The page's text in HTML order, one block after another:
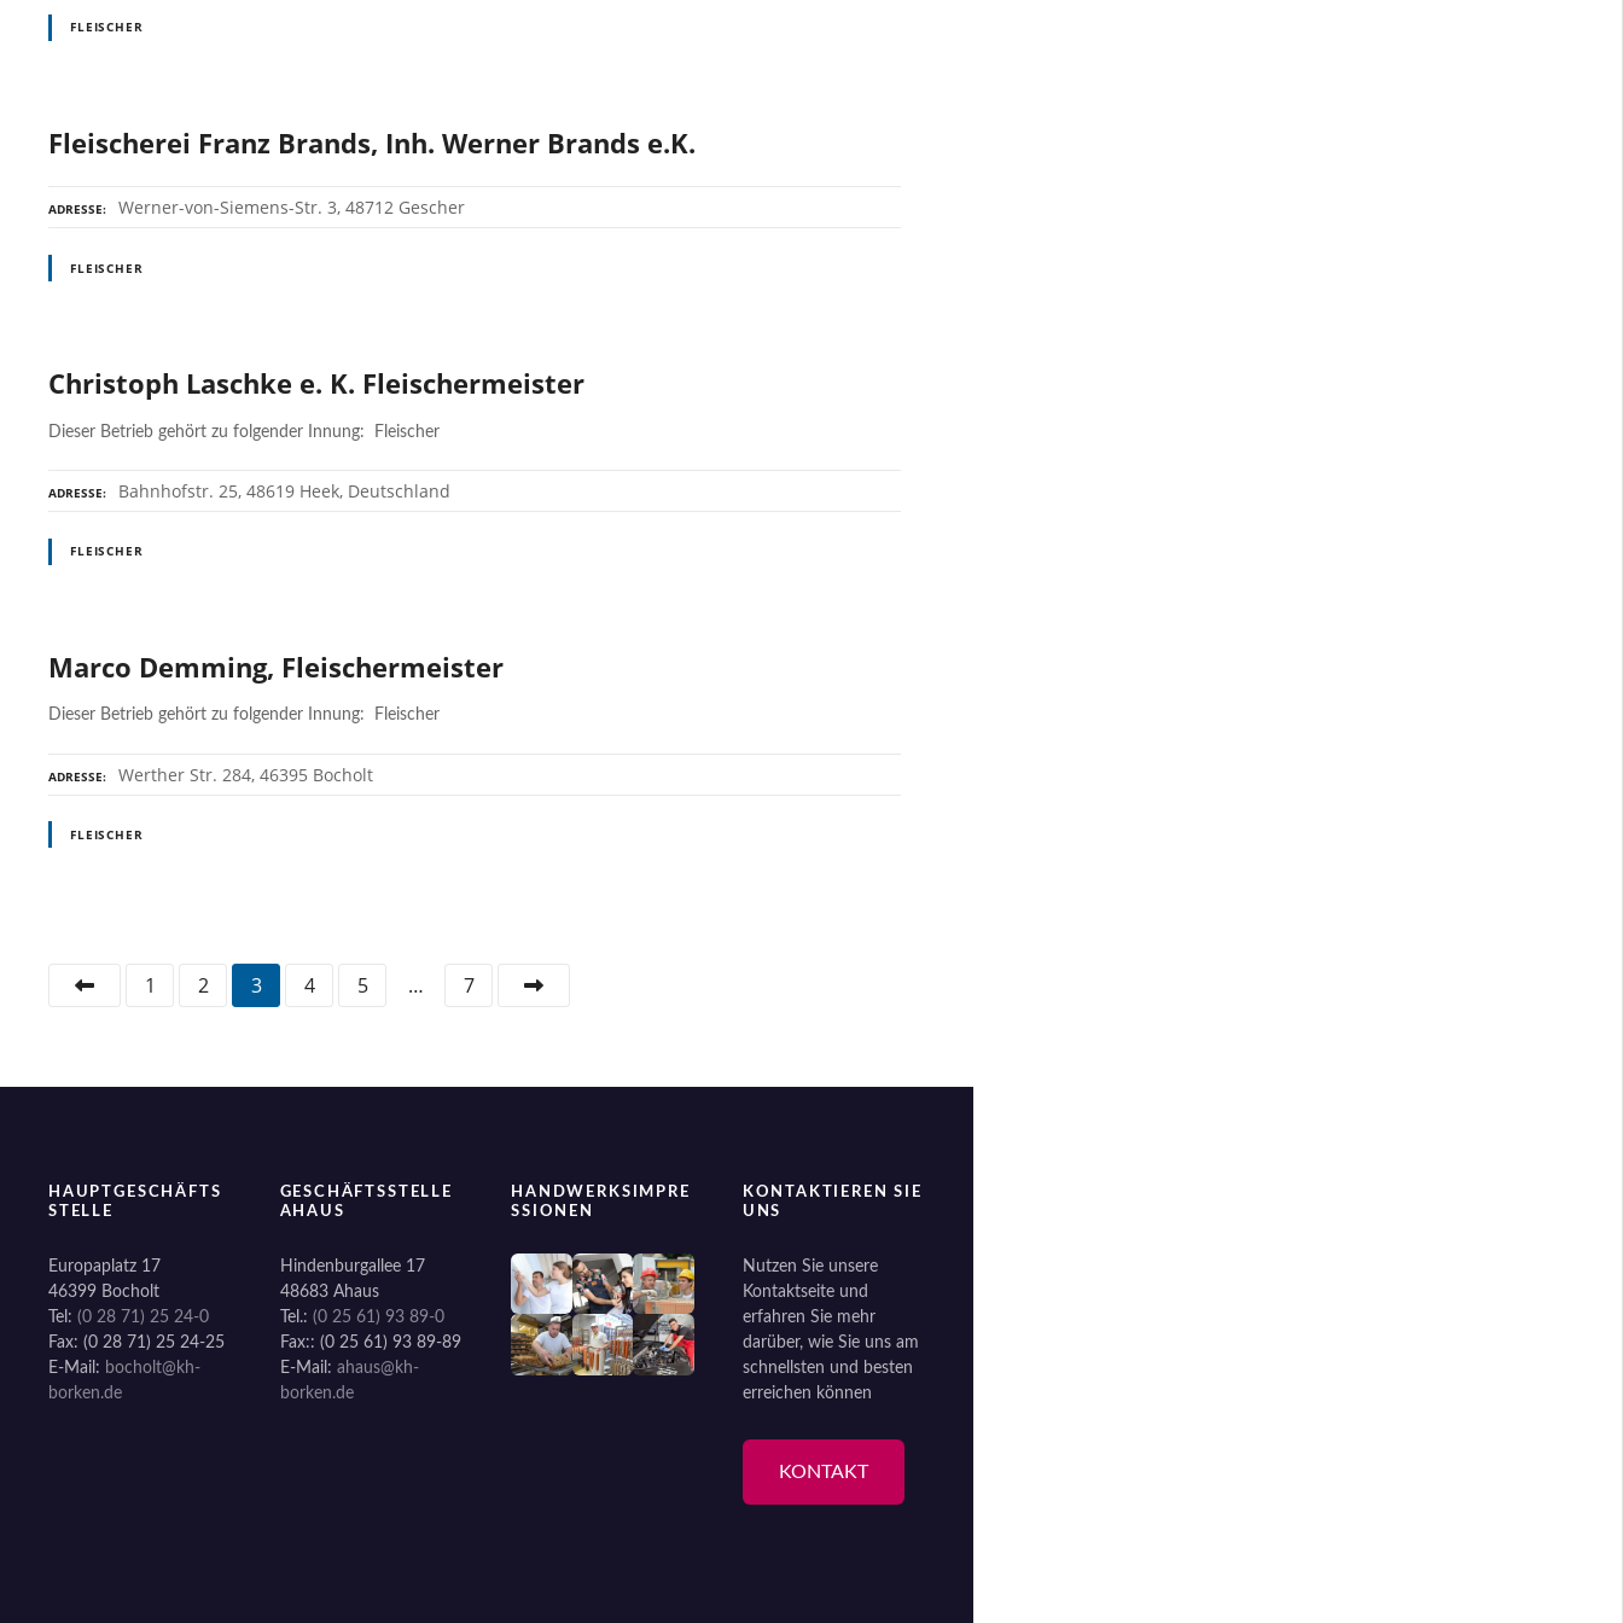
FLEISCHER
Fleischerei Franz Brands, Inh. Werner Brands e.K.
ADRESSE Werner-von-Siemens-Str. 3, 48712 Gescher
FLEISCHER
Christoph Laschke e. K. Fleischermeister
Dieser Betrieb gehört zu folgender Innung: Fleischer
ADRESSE Bahnhofstr. 25, 48619 Heek, Deutschland
FLEISCHER
Marco Demming, Fleischermeister
Dieser Betrieb gehört zu folgender Innung: Fleischer
ADRESSE Werther Str. 284, 46395 Bocholt
FLEISCHER
s
s
a
v
i
1 2 3 4 5 … 7
HAUPTGESCHÄFTS
STELLE
Europaplatz 17
46399 Bocholt
Tel:(0 28 71) 25 24-0
Fax: (0 28 71) 25 24-25
E-Mail: bocholt@kh-
borken.de
GESCHÄFTSSTELLE
AHAUS
Hindenburgallee 17
48683 Ahaus
Tel.: (0 25 61) 93 89-0
Fax:: (0 25 61) 93 89-89
E-Mail: ahaus@kh-
borken.de
HANDWERKSIMPRE
SSIONEN
KONTAKTIEREN SIE
UNS
Nutzen Sie unsere
Kontaktseite und
erfahren Sie mehr
darüber, wie Sie uns am
schnellsten und besten
erreichen können
KONTAKT